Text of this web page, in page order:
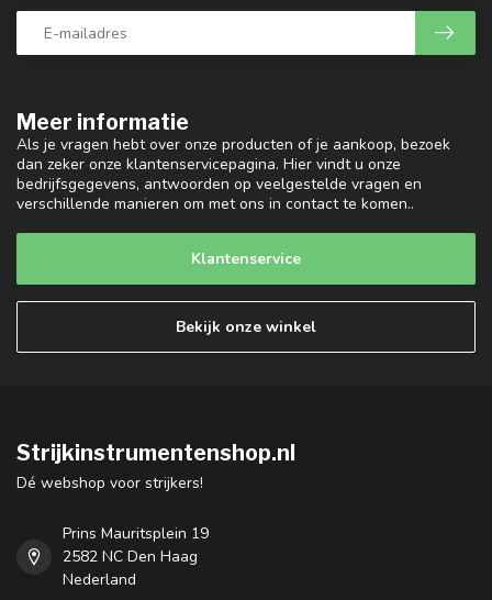
Meer informatie
Als je vragen hebt over onze producten of je aankoop, bezoek
dan zeker onze klantenservicepagina. Hier vindt u onze
bedrijfsgegevens, antwoorden op veelgestelde vragen en
verschillende manieren om met ons in contact te komen..
Klantenservice
Bekijk onze winkel
Strijkinstrumentenshop.nl
Dé webshop voor strijkers!
Prins Mauritsplein 19
2582 NC Den Haag
Nederland